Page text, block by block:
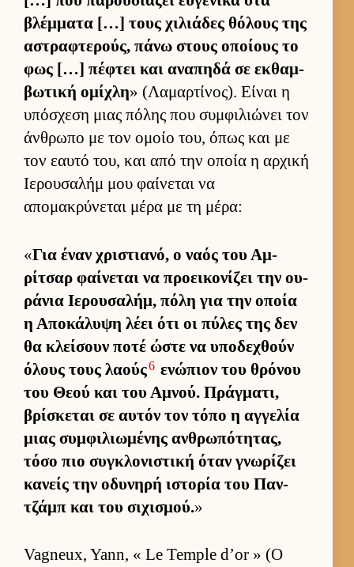
βλέμ­ματα […] τους χιλιάδες θόλους της
αστραφτερούς, πάνω στους οποί­ους το
φως […] πέφτει και αναπηδά σε εκ­θαμ­
βωτική ομίχλη» (Λαμαρ­τίνος). Εί­ναι η
υπόσχεση μιας πόλης που συμ­φιλιώνει τον
άν­θρωπο με τον ομοίο του, όπως και με
τον εαυτό του, και από την οποία η αρ­χική
Ιε­ρου­σαλήμ μου φαί­νεται να
απομακρύνεται μέρα με τη μέρα:
«Για έναν χριστια­νό, ο ναός του Αμ­
ρίτσαρ φαί­νεται να προει­κονίζει την ου­
ράνια Ιε­ρου­σαλήμ, πόλη για την οποία
η Αποκάλυψη λέει ότι οι πύλες της δεν
θα κλεί­σουν ποτέ ώστε να υποδεχθούν
όλους τους λαούς6 ενώπιον του θρόνου
του Θεού και του Αμνού. Πράγ­ματι,
βρίσκεται σε αυ­τόν τον τόπο η αγ­γελία
μιας συμ­φιλιω­μένης αν­θρωπότητας,
τόσο πιο συγκλονιστική όταν γνωρίζει
κανείς την οδυνηρή ιστορία του Παν­
τζάμπ και του σιχισμού.»
Vagneux, Yann, « Le Temple d’or » (Ο